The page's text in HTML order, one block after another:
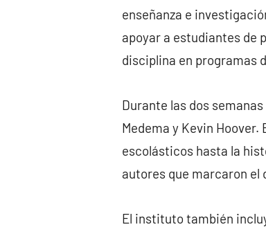
enseñanza e
apoyar a estudiantes de
disciplina en programas
Durante las dos
Medema y Kevin
escolásticos hasta la
autores que marcaron el
El instituto también